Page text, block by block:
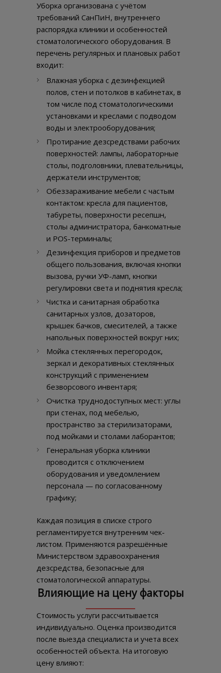
Уборка организована с учётом
требований СанПиН, внутреннего
распорядка клиники и особенностей
стоматологического оборудования. В
перечень регулярных и плановых работ
входит:
Влажная уборка с дезинфекцией
полов, стен и потолков в кабинетах, в
том числе под стоматологическими
установками и креслами с подводом
воды и электрооборудования;
Протирание дезсредствами рабочих
поверхностей: лампы, лабораторные
столы, подголовники, плевательницы,
держатели инструментов;
Обеззараживание мебели с частым
контактом: кресла для пациентов,
табуреты, поверхности ресепшн,
столы администратора, банкоматные
и POS-терминалы;
Дезинфекция приборов и предметов
общего пользования, включая кнопки
вызова, ручки УФ-ламп, кнопки
регулировки света и поднятия кресла;
Чистка и санитарная обработка
санитарных узлов, дозаторов,
крышек бачков, смесителей, а также
напольных поверхностей вокруг них;
Мойка стеклянных перегородок,
зеркал и декоративных стеклянных
конструкций с применением
безворсового инвентаря;
Очистка труднодоступных мест: углы
при стенах, под мебелью,
пространство за стерилизаторами,
под мойками и столами лаборантов;
Генеральная уборка клиники
проводится с отключением
оборудования и уведомлением
персонала — по согласованному
графику;
Каждая позиция в списке строго
регламентируется внутренним чек-
листом. Применяются разрешённые
Министерством здравоохранения
дезсредства, безопасные для
стоматологической аппаратуры.
Влияющие на цену факторы
Стоимость услуги рассчитывается
индивидуально. Оценка производится
после выезда специалиста и учета всех
особенностей объекта. На итоговую
цену влияют: